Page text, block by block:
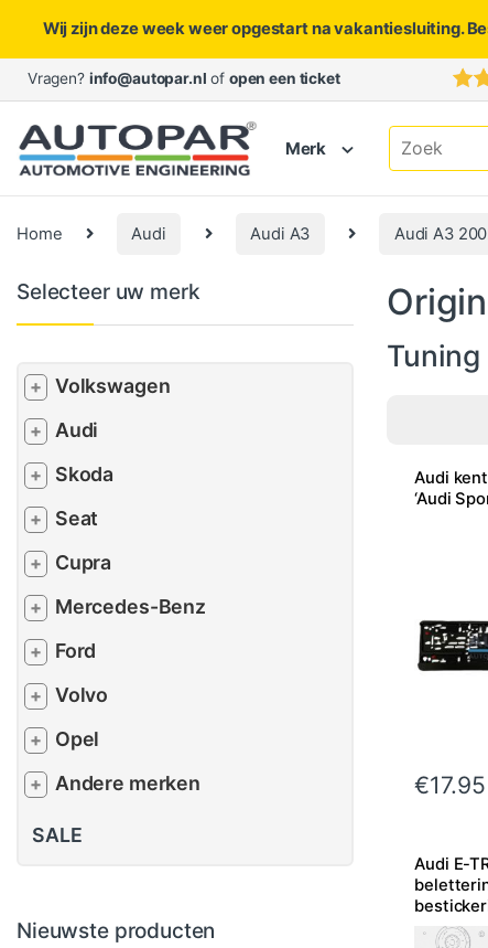
Wij zijn deze week weer opgestart na vakantiesluiting.
Skip to navigation
Skip to content
Vragen? info@autopar.nl of open een ticket
Merk
Search for:
Home Audi Audi A3 Audi A3
Audi
‘Audi
€17.95
Audi E-
kleuren
Selecteer uw merk
+ Volkswagen
+ Audi
+ Skoda
+ Seat
+ Cupra
+ Mercedes-Benz
+ Ford
+ Volvo
+ Opel
+ Andere merken
SALE
Nieuwste producten